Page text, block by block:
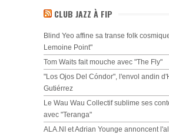
CLUB JAZZ À FIP
Blind Yeo affine sa transe folk
Lemoine Point"
Tom Waits fait mouche avec "The Fly"
"Los Ojos Del Cóndor", l'envol andin
Gutiérrez
Le Wau Wau Collectif sublime ses
avec "Teranga"
ALA.NI et Adrian Younge annoncent